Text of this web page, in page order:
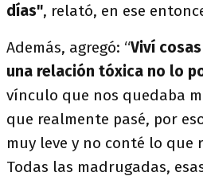
días", relató, en ese
Además, agregó: “Viví
una relación tóxica no lo
vínculo que nos quedaba
que realmente pasé, por
muy leve y no conté lo que
Todas las madrugadas,